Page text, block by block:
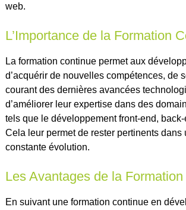
web.
L’Importance de la Formation
La formation continue permet aux
d’acquérir de nouvelles compétences, de
courant des dernières avancées
d’améliorer leur expertise dans des
tels que le développement front-end,
Cela leur permet de rester pertinents dans
constante évolution.
Les Avantages de la
En suivant une formation continue en